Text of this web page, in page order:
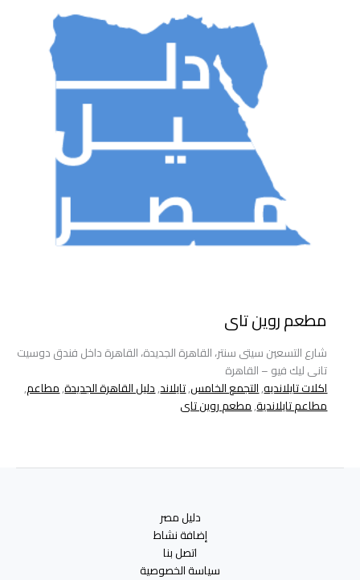
مطعم روين تاى
شارع التسعين سيتى سنتر، القاهرة الجديدة، القاهرة داخل فندق دوسيت
تانى ليك فيو – القاهرة
اكلات تايلانديه,التجمع الخامس,تايلاند,دليل القاهرة الجديدة,مطاعم,
مطاعم تايلاندية,مطعم روين تاى
دليل مصر
إضافة نشاط
اتصل بنا
سياسة الخصوصية